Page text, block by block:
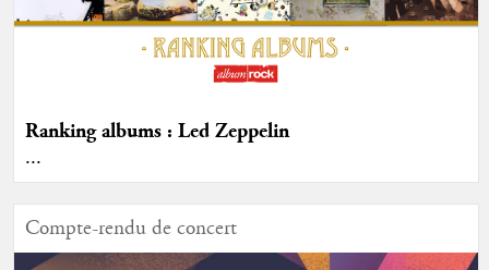
Ranking albums : Led Zeppelin
...
Compte-rendu de concert